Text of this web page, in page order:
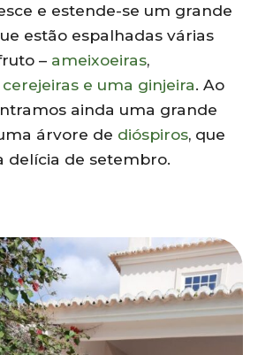
e estende-se um grande
estão espalhadas várias
– ameixoeiras,
cerejeiras e uma ginjeira. Ao
ainda uma grande
árvore de dióspiros, que
delícia de setembro.